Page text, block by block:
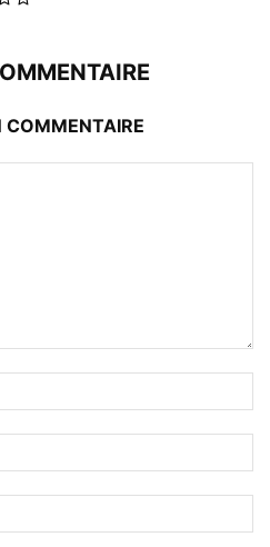
COMMENTAIRE